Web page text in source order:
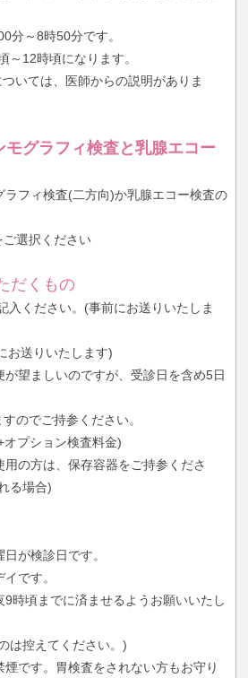
分～8時50分です。
12時頃になります。
いては、医師からの説明がありま
グラフィ検査と乳腺エコー
フィ検査(二方向)か乳腺エコー検査の
選択ください
だくもの
入ください。(事前にお送りいたしま
お送りいたします)
望ましいのですが、受診日を含め5日
のでご持参ください。
+オプション検査料金)
用の方は、保存容器をご持参くださ
る場合)
が検診日です。
です。
9時頃までに済ませるようお願いいたし
のは控えてください。)
煙です。胃検査をされない方もお守り